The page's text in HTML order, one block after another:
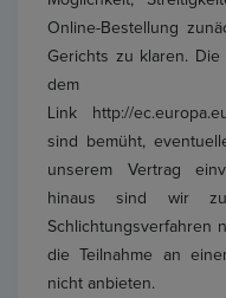
Online-Bestellung
Gerichts zu klaren. Die
dem
Link http://
sind bemüht,
unserem Vertrag
hinaus sind wir
Schlichtungsverfahren
die Teilnahme an
nicht anbieten.